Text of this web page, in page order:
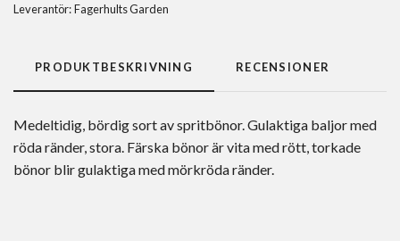
Leverantör:Fagerhults Garden
PRODUKTBESKRIVNING RECENSIONER
Medeltidig, bördig sort av spritbönor. Gulaktiga baljor med
röda ränder, stora. Färska bönor är vita med rött, torkade
bönor blir gulaktiga med mörkröda ränder.